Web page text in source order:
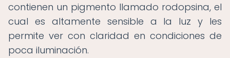
contienen un pigmento llamado rodopsina, el
cual es altamente sensible a la luz y les
permite ver con claridad en condiciones de
poca iluminación.